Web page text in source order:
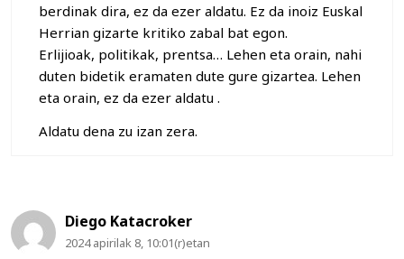
berdinak dira, ez da ezer aldatu. Ez da inoiz Euskal
Herrian gizarte kritiko zabal bat egon.
Erlijioak, politikak, prentsa… Lehen eta orain, nahi
duten bidetik eramaten dute gure gizartea. Lehen
eta orain, ez da ezer aldatu .
Aldatu dena zu izan zera.
Diego Katacroker
2024 apirilak 8, 10:01(r)etan